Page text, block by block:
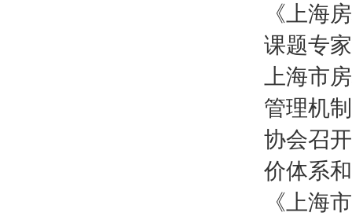
《上海
课题专
上海市
管理机
协会召
价体系
《上海